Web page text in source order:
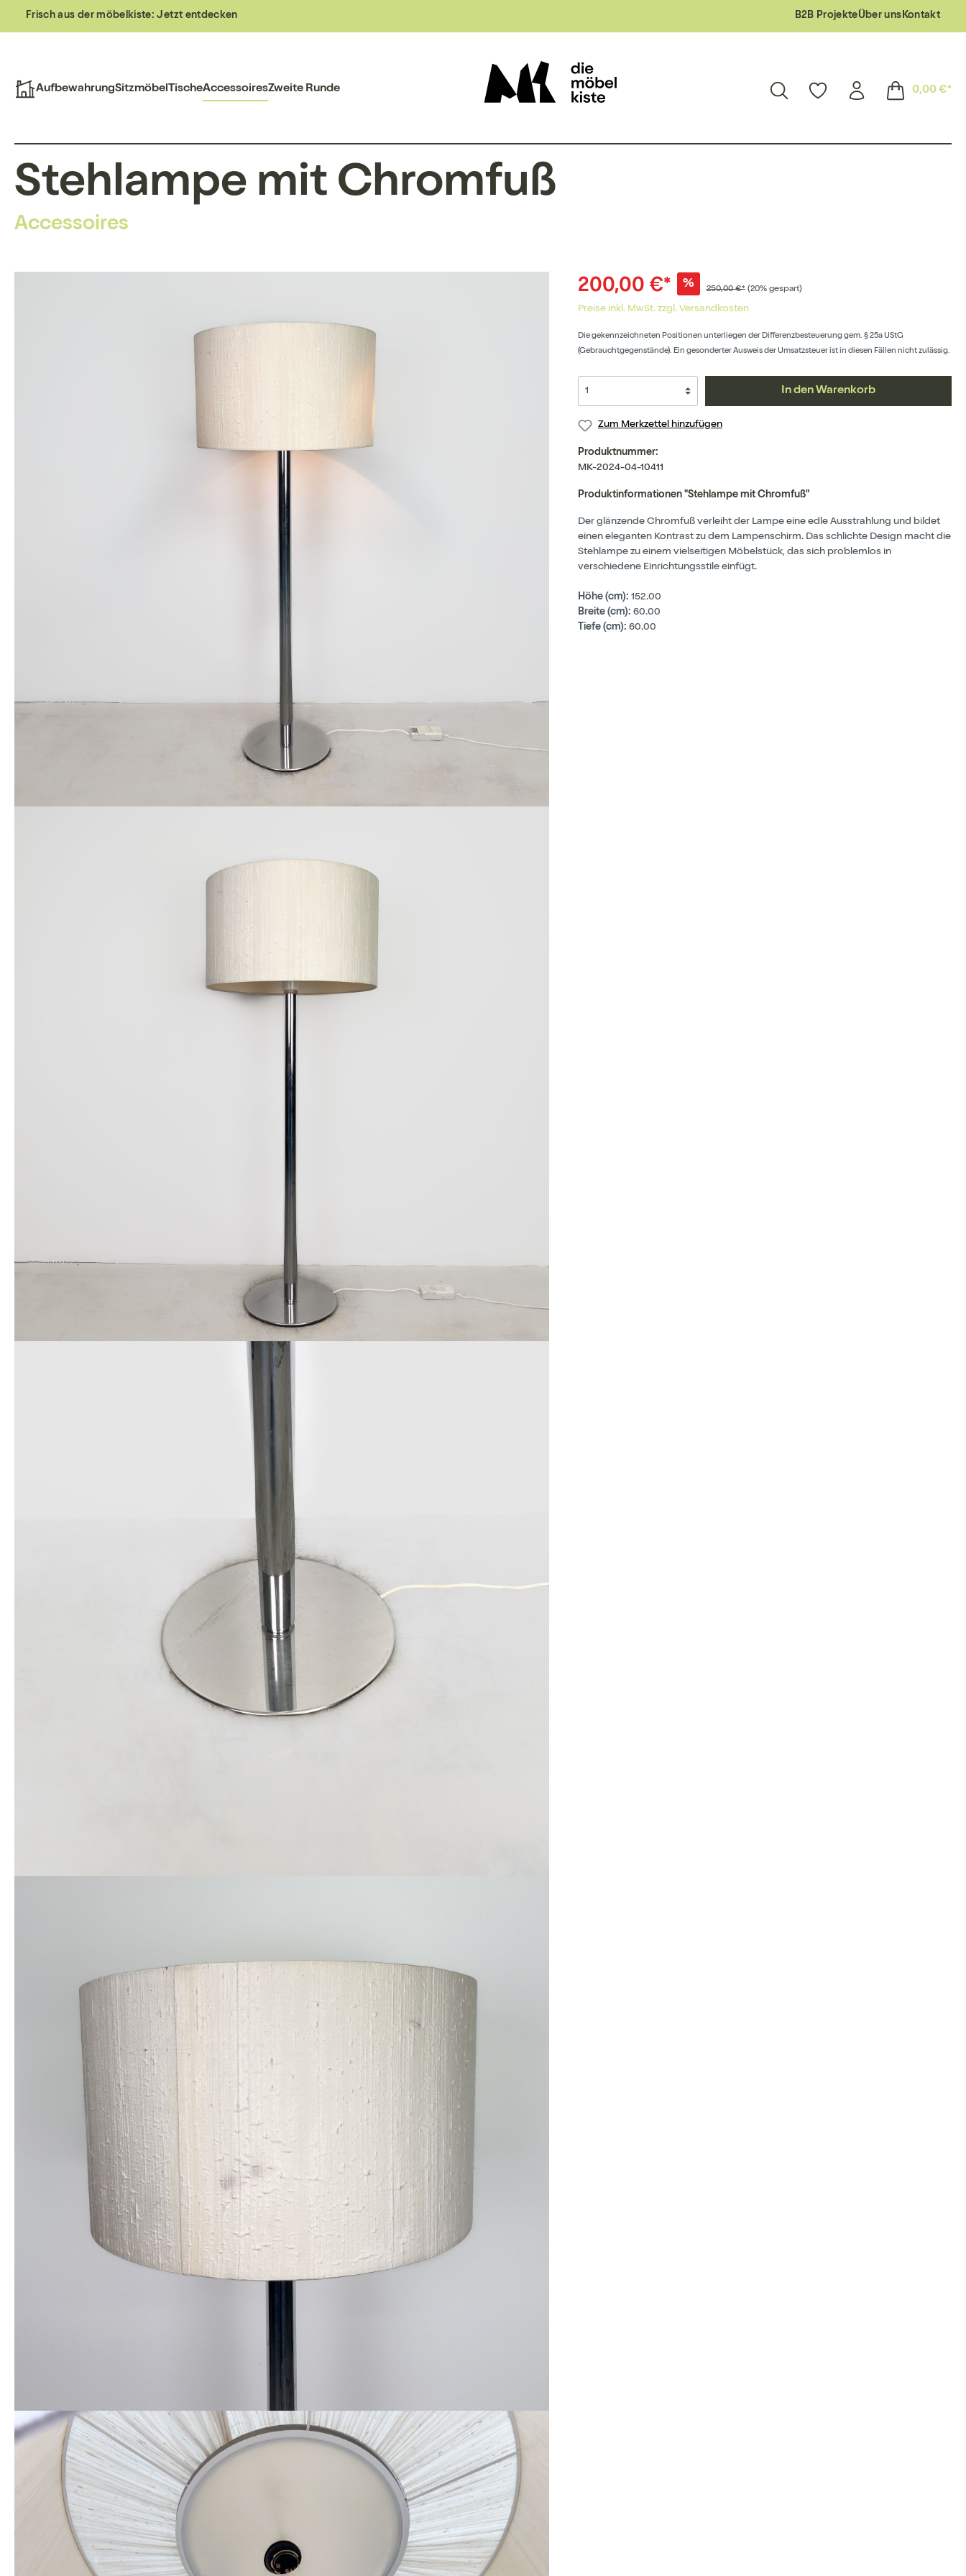
Frisch aus der möbelkiste:Jetzt entdecken B2B ProjekteÜber unsKontakt
AufbewahrungSitzmöbelTischeAccessoiresZweite Runde 0,00 €*
Stehlampe mit Chromfuß
Accessoires
200,00 €* % 250,00 €* (20% gespart)
Preise inkl. MwSt. zzgl. Versandkosten
Die gekennzeichneten Positionen unterliegen der Differenzbesteuerung gem. § 25a UStG
(Gebrauchtgegenstände). Ein gesonderter Ausweis der Umsatzsteuer ist in diesen Fällen nicht zulässig.
In den Warenkorb
Zum Merkzettel hinzufügen
Produktnummer:
MK-2024-04-10411
Produktinformationen "Stehlampe mit Chromfuß"
Der glänzende Chromfuß verleiht der Lampe eine edle Ausstrahlung und bildet
einen eleganten Kontrast zu dem Lampenschirm. Das schlichte Design macht die
Stehlampe zu einem vielseitigen Möbelstück, das sich problemlos in
verschiedene Einrichtungsstile einfügt.
Höhe (cm): 152.00
Breite (cm): 60.00
Tiefe (cm): 60.00